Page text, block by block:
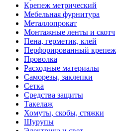
Крепеж метрический
Мебельная фурнитура
Металлопрокат
Монтажные ленты и скотч
Пена, герметик, клей
Перфорированный крепеж
Проволка
Расходные материалы
Саморезы, заклепки
Сетка
Средства защиты
Такелаж
Хомуты, скобы, стяжки
Шурупы